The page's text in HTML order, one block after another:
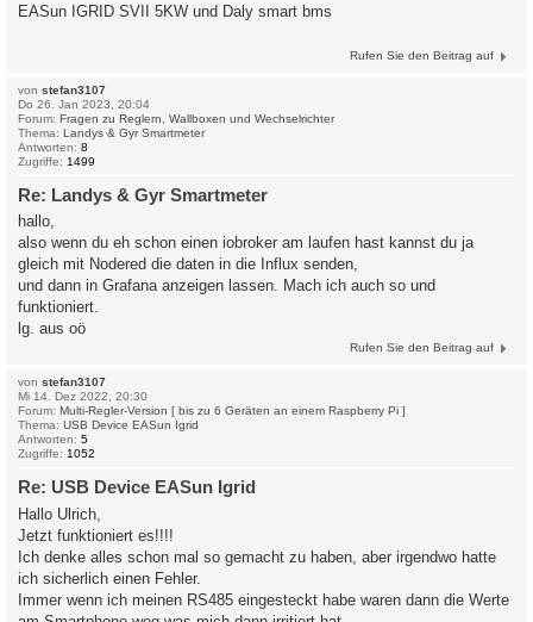
EASun IGRID SVII 5KW und Daly smart bms
Rufen Sie den Beitrag auf
von stefan3107
Do 26. Jan 2023, 20:04
Forum: Fragen zu Reglern, Wallboxen und Wechselrichter
Thema: Landys & Gyr Smartmeter
Antworten: 8
Zugriffe: 1499
Re: Landys & Gyr Smartmeter
hallo,
also wenn du eh schon einen iobroker am laufen hast kannst du ja
gleich mit Nodered die daten in die Influx senden,
und dann in Grafana anzeigen lassen. Mach ich auch so und
funktioniert.
lg. aus oö
Rufen Sie den Beitrag auf
von stefan3107
Mi 14. Dez 2022, 20:30
Forum: Multi-Regler-Version [ bis zu 6 Geräten an einem Raspberry Pi ]
Thema: USB Device EASun Igrid
Antworten: 5
Zugriffe: 1052
Re: USB Device EASun Igrid
Hallo Ulrich,
Jetzt funktioniert es!!!!
Ich denke alles schon mal so gemacht zu haben, aber irgendwo hatte
ich sicherlich einen Fehler.
Immer wenn ich meinen RS485 eingesteckt habe waren dann die Werte